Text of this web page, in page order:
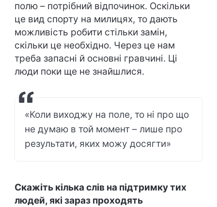
полю – потрібний відпочинок. Оскільки
це вид спорту на милицях, то дають
можливість робити стільки замін,
скільки це необхідно. Через це нам
треба запасні й основні гравчині. Ці
люди поки ще не знайшлися.
«Коли виходжу на поле, то ні про що
не думаю в той момент – лише про
результати, яких можу досягти»
Скажіть кілька слів на підтримку тих
людей, які зараз проходять